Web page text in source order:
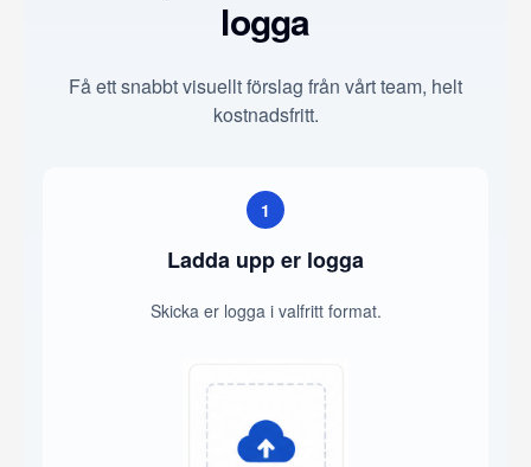
logga
Få ett snabbt visuellt förslag från vårt team, helt
kostnadsfritt.
1
Ladda upp er logga
Skicka er logga i valfritt format.